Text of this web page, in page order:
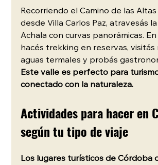
Recorriendo el Camino de las
desde Villa Carlos Paz, atravesás
Achala con curvas panorámicas.
hacés trekking en reservas, visitás
aguas termales y probás
Este valle es perfecto para
conectado con la naturaleza.
Actividades para hacer en
según tu tipo de viaje
Los lugares turísticos de Córdoba